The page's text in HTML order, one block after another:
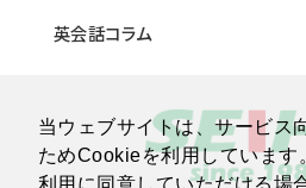
当ウェブサイトは、サービス
ためCookieを利用しています
利用に同意していただける場
英会話コラム